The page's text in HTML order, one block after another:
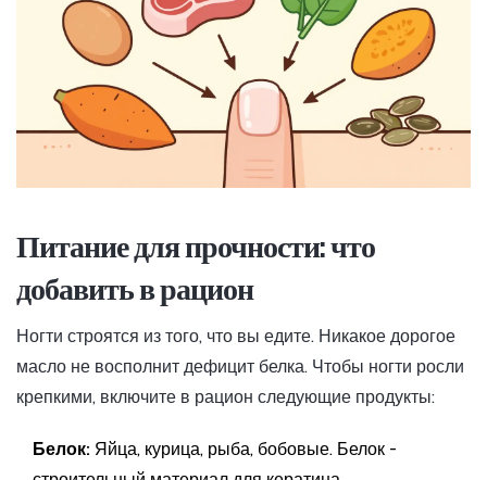
Питание для прочности: что
добавить в рацион
Ногти строятся из того, что вы едите. Никакое дорогое
масло не восполнит дефицит белка. Чтобы ногти росли
крепкими, включите в рацион следующие продукты:
Белок: Яйца, курица, рыба, бобовые. Белок -